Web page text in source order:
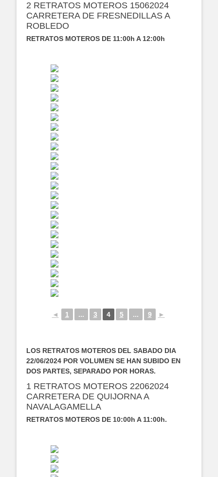
2 RETRATOS MOTEROS 15062024
CARRETERA DE FRESNEDILLAS A
ROBLEDO
RETRATOS MOTEROS DE 11:00h A 12:00h
◄ 1 ... 3 4 5 ... 9 ►
LOS RETRATOS MOTEROS DEL SABADO DIA
22/06/2024 POR VOLUMEN SE HAN SUBIDO EN
DOS PARTES, SEPARADO POR HORAS.
1 RETRATOS MOTEROS 22062024
CARRETERA DE QUIJORNA A
NAVALAGAMELLA
RETRATOS MOTEROS DE 10:00h A 11:00h.